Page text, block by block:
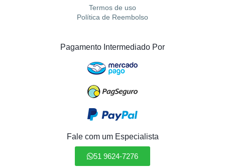
Termos de uso
Política de Reembolso
Pagamento Intermediado Por
Fale com um Especialista
51 9624-7276